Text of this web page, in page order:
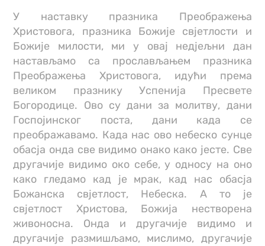
У наставку празника Преображења
Христовога, празника Божије свјетлости и
Божије милости, ми у овај недјељни дан
настављамо са прослављањем празника
Преображења Христовога, идући према
великом празнику Успенија Пресвете
Богородице. Ово су дани за молитву, дани
Госпојинског поста, дани када се
преображавамо. Када нас ово небеско сунце
обасја онда све видимо онако како јесте. Све
другачије видимо око себе, у односу на оно
како гледамо кад је мрак, кад нас обасја
Божанска свјетлост, Небеска. А то је
свјетлост Христова, Божија нестворена
живоносна. Онда и другачије видимо и
другачије размишљамо, мислимо, другачије